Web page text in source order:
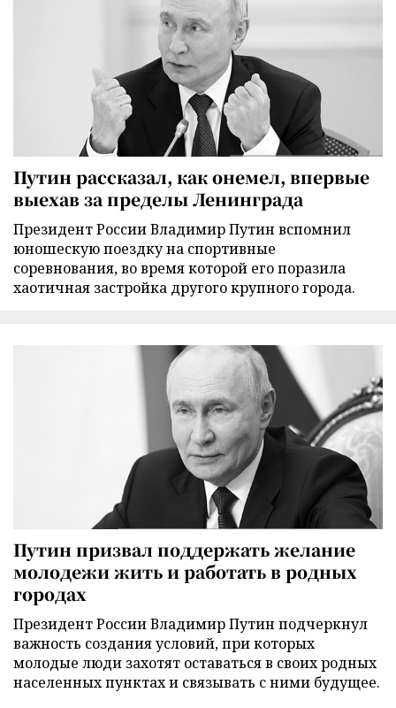
Путин рассказал, как онемел, впервые
выехав за пределы Ленинграда
Президент России Владимир Путин вспомнил
юношескую поездку на спортивные
соревнования, во время которой его поразила
хаотичная застройка другого крупного города.
Путин призвал поддержать желание
молодежи жить и работать в родных
городах
Президент России Владимир Путин подчеркнул
важность создания условий, при которых
молодые люди захотят оставаться в своих родных
населенных пунктах и связывать с ними будущее.